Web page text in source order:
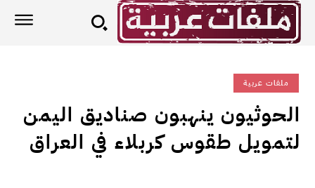
ملفات عربية
الحوثيون ينهبون صناديق اليمن
لتمويل طقوس كربلاء في العراق